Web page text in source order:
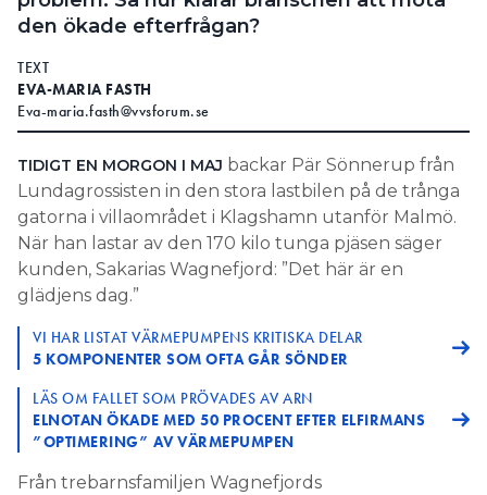
den ökade efterfrågan?
TEXT
EVA-MARIA FASTH
Eva-maria.fasth@vvsforum.se
TIDIGT EN MORGON I MAJ backar Pär Sönnerup från
Lundagrossisten in den stora lastbilen på de trånga
gatorna i villaområdet i Klagshamn utanför Malmö.
När han lastar av den 170 kilo tunga pjäsen säger
kunden, Sakarias Wagnefjord: ”Det här är en
glädjens dag.”
VI HAR LISTAT VÄRMEPUMPENS KRITISKA DELAR
5 KOMPONENTER SOM OFTA GÅR SÖNDER
LÄS OM FALLET SOM PRÖVADES AV ARN
ELNOTAN ÖKADE MED 50 PROCENT EFTER ELFIRMANS
”OPTIMERING” AV VÄRMEPUMPEN
Från trebarnsfamiljen Wagnefjords